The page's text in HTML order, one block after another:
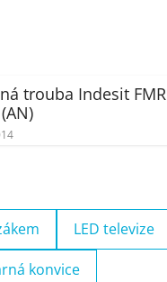
trouba Indesit FMR
LED televize
konvice